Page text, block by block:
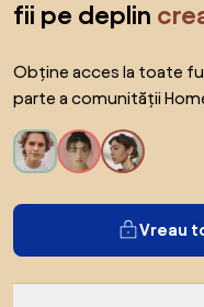
fii pe deplin
Obține acces la toate
parte a comunității
Vreau